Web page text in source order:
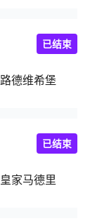
路德维希堡
已结束
皇家马德里
已结束